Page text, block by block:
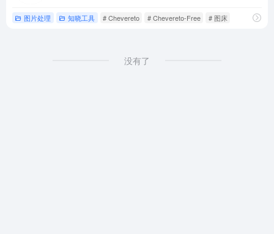
图片处理 知晓工具 # Chevereto # Chevereto-Free # 图床
没有了